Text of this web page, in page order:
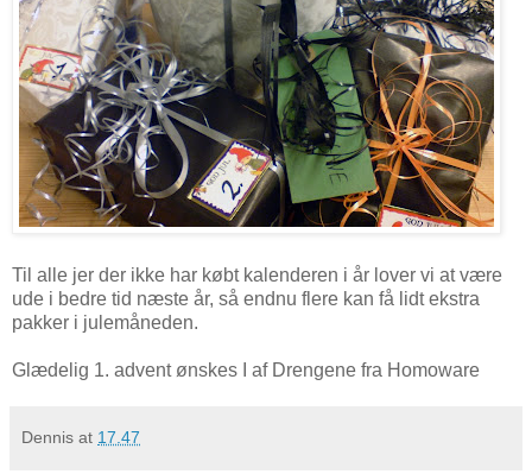
Til alle jer der ikke har købt kalenderen i år lover vi at være
ude i bedre tid næste år, så endnu flere kan få lidt ekstra
pakker i julemåneden.
Glædelig 1. advent ønskes I af Drengene fra Homoware
Dennis at 17.47